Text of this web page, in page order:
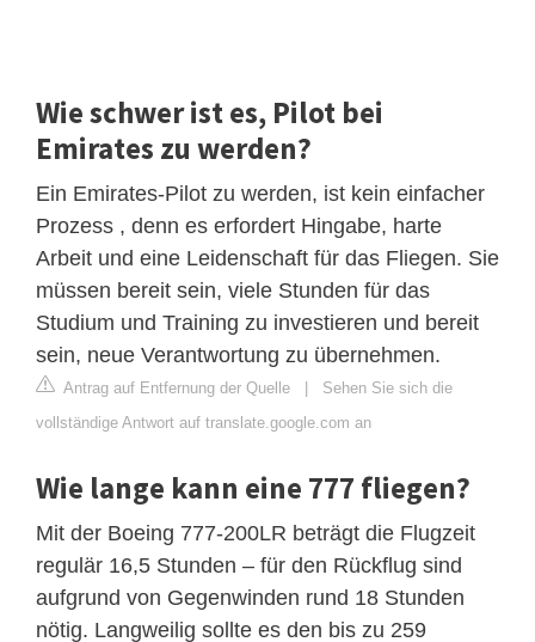
Wie schwer ist es, Pilot bei
Emirates zu werden?
Ein Emirates-Pilot zu werden, ist kein einfacher
Prozess , denn es erfordert Hingabe, harte
Arbeit und eine Leidenschaft für das Fliegen. Sie
müssen bereit sein, viele Stunden für das
Studium und Training zu investieren und bereit
sein, neue Verantwortung zu übernehmen.
Antrag auf Entfernung der Quelle | Sehen Sie sich die
vollständige Antwort auf translate.google.com an
Wie lange kann eine 777 fliegen?
Mit der Boeing 777-200LR beträgt die Flugzeit
regulär 16,5 Stunden – für den Rückflug sind
aufgrund von Gegenwinden rund 18 Stunden
nötig. Langweilig sollte es den bis zu 259